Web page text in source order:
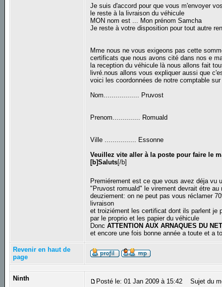
Je suis d'accord pour que vous m'envoyer
le reste à la livraison du véhicule
MON nom est ... Mon prénom Samcha
Je reste à votre disposition pour tout autre
Mme nous ne vous exigeons pas cette
certificats que nous avons cité dans nos e
la reception du véhicule là nous allons fait
livré.nous allons vous expliquer aussi que
voici les coordonnées de notre comptable
Nom.................. Pruvost
Prenom.............. Romuald
Ville ................ Essonne
Veuillez vite aller à la poste pour faire le
[b]Saluts[/b]
Premiérement est ce que vous avez déja vu
"Pruvost romuald" le virement devrait étre
deuziement: on ne peut pas vous réclamer
livraison
et troiziément les certificat dont ils parlent je
par le proprio et les papier du véhicule
DoncATTENTION AUX ARNAQUES DU
et encore une fois bonne année a toute et a
Revenir en haut de
page
Ninth Posté le: 01 Jan 2009 à 15:42 Sujet du